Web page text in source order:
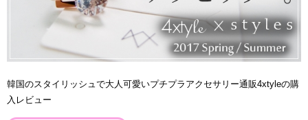
韓国のスタイリッシュで大人可愛いプチプラアクセサリー通販4xtyleの購
入レビュー